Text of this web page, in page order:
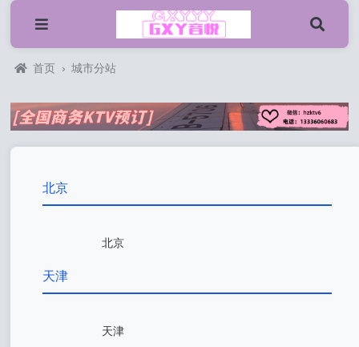
首页 › 城市分站
北京
北京
天津
天津